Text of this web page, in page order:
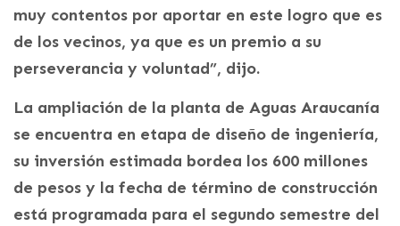
muy contentos por aportar en este logro que es
de los vecinos, ya que es un premio a su
perseverancia y voluntad”, dijo.
La ampliación de la planta de Aguas Araucanía
se encuentra en etapa de diseño de ingeniería,
su inversión estimada bordea los 600 millones
de pesos y la fecha de término de construcción
está programada para el segundo semestre del